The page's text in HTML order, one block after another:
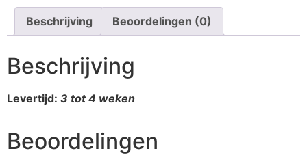
Beschrijving Beoordelingen (0)
Beschrijving
Levertijd: 3 tot 4 weken
Beoordelingen